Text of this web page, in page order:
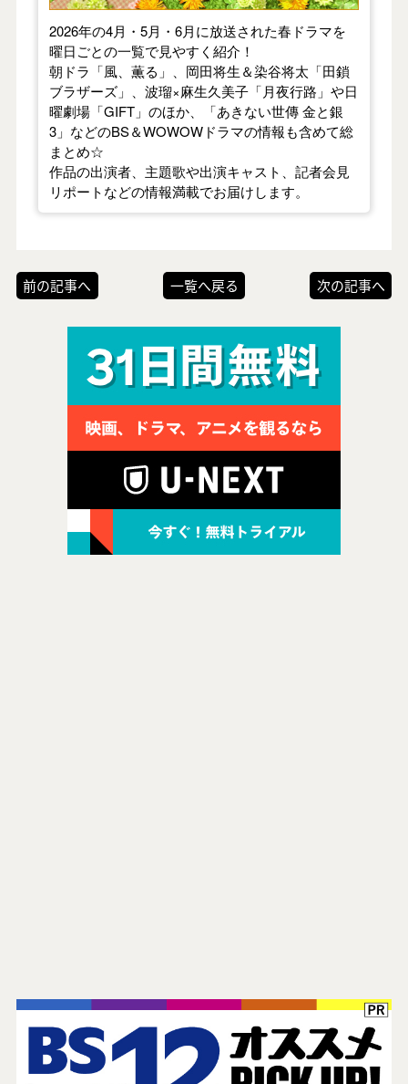
2026年の4月・5月・6月に放送された春ドラマを
曜日ごとの一覧で見やすく紹介！
朝ドラ「風、薫る」、岡田将生＆染谷将太「田鎖
ブラザーズ」、波瑠×麻生久美子「月夜行路」や日
曜劇場「GIFT」のほか、「あきない世傳 金と銀
3」などのBS＆WOWOWドラマの情報も含めて総
まとめ☆
作品の出演者、主題歌や出演キャスト、記者会見
リポートなどの情報満載でお届けします。
前の記事へ 一覧へ戻る 次の記事へ